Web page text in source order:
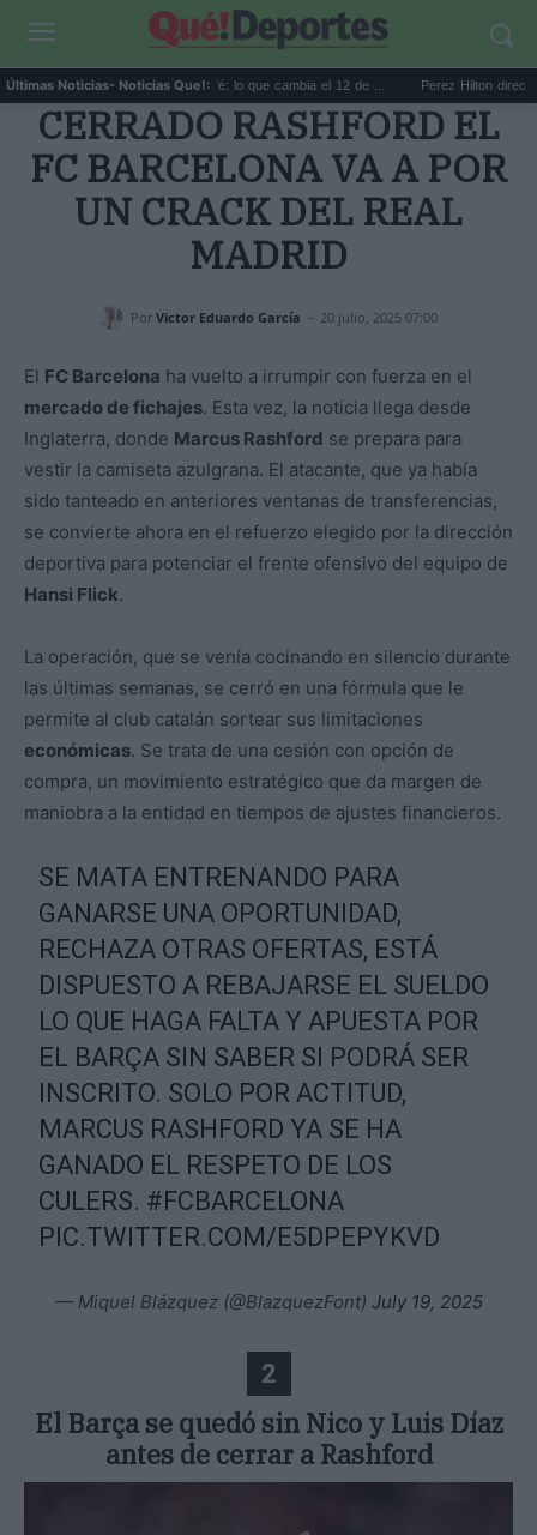
Últimas Noticias- Noticias Que!:
Reciclar cápsulas de café: lo que cambia el 12 de ... Perez Hilton directo
CERRADO RASHFORD EL
FC BARCELONA VA A POR
UN CRACK DEL REAL
MADRID
Por Victor Eduardo García - 20 julio, 2025 07:00
El FC Barcelona ha vuelto a irrumpir con fuerza en el
mercado de fichajes. Esta vez, la noticia llega desde
Inglaterra, donde Marcus Rashford se prepara para
vestir la camiseta azulgrana. El atacante, que ya había
sido tanteado en anteriores ventanas de transferencias,
se convierte ahora en el refuerzo elegido por la dirección
deportiva para potenciar el frente ofensivo del equipo de
Hansi Flick.
La operación, que se venía cocinando en silencio durante
las últimas semanas, se cerró en una fórmula que le
permite al club catalán sortear sus limitaciones
económicas. Se trata de una cesión con opción de
compra, un movimiento estratégico que da margen de
maniobra a la entidad en tiempos de ajustes financieros.
SE MATA ENTRENANDO PARA
GANARSE UNA OPORTUNIDAD,
RECHAZA OTRAS OFERTAS, ESTÁ
DISPUESTO A REBAJARSE EL SUELDO
LO QUE HAGA FALTA Y APUESTA POR
EL BARÇA SIN SABER SI PODRÁ SER
INSCRITO. SOLO POR ACTITUD,
MARCUS RASHFORD YA SE HA
GANADO EL RESPETO DE LOS
CULERS. #FCBARCELONA
PIC.TWITTER.COM/E5DPEPYKVD
— Miquel Blázquez (@BlazquezFont) July 19, 2025
2
El Barça se quedó sin Nico y Luis Díaz
antes de cerrar a Rashford